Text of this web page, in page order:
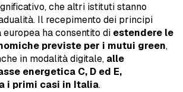
che altri istituti stanno
Il recepimento dei principi
ha consentito di estendere le
previste per i mutui green,
in modalità digitale, alle
energetica C, D ed E,
i primi casi in Italia.